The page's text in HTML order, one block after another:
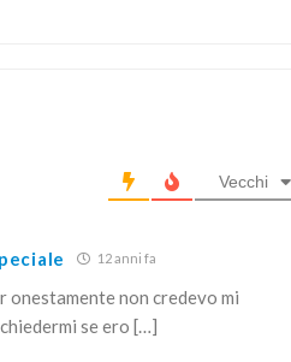
Vecchi
12 anni fa
non credevo mi
se ero […]